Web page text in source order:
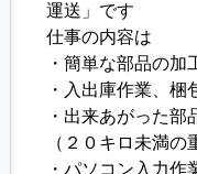
履歴書ジェネレータ
運送」です
仕事の内容は
・簡単な部品の加
・入出庫作業、梱
・出来あがった部
（２０キロ未満の
・パソコン入力作